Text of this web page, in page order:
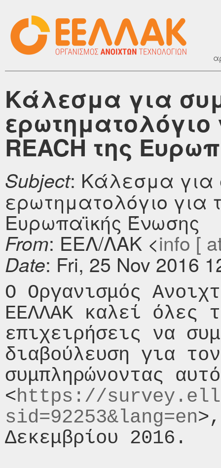
Κάλεσμα για
ερωτηματολόγιο
REACH της
Subject: Κάλεσμα για
ερωτηματολόγιο για
Ευρωπαϊκής Ένωσης
From: ΕΕΛ/ΛΑΚ <info [
Date: Fri, 25 Nov 2016
Ο Οργανισμός
ΕΕΛΛΑΚ καλεί όλες
επιχειρήσεις να
διαβούλευση για
συμπληρώνοντας
<https://
sid=92253&lang=en
Δεκεμβρίου 2016.